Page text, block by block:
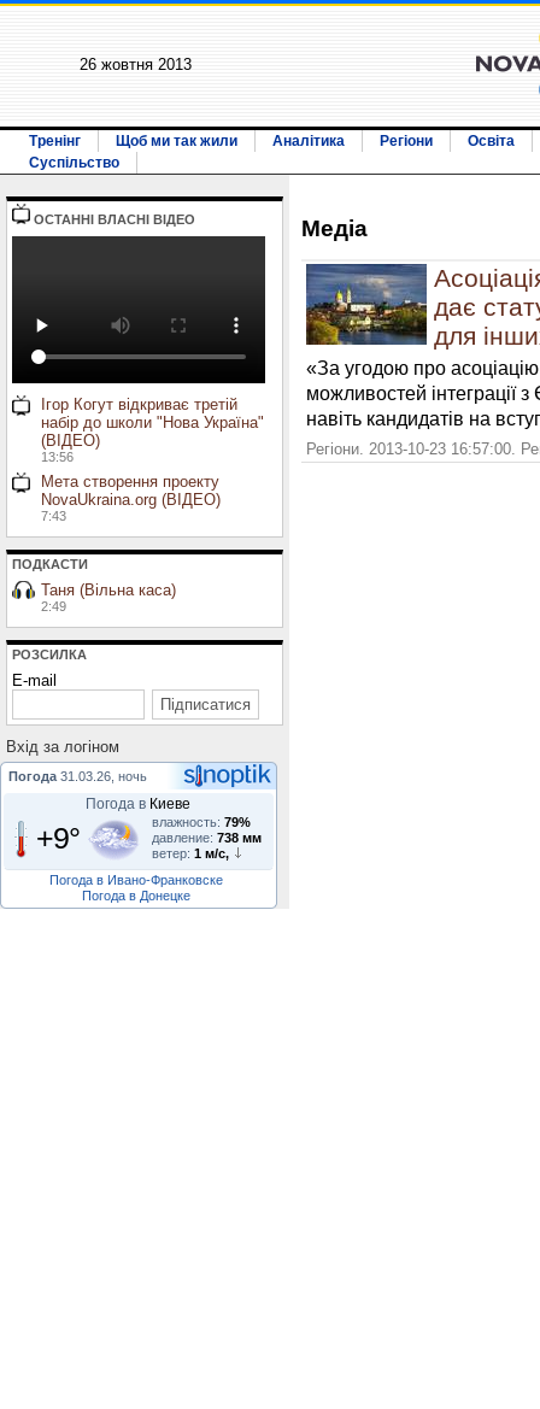
26 жовтня 2013
Тренінг Щоб ми так жили Аналітика Регіони
Освіта
Суспільство
ОСТАННI ВЛАСНI ВIДЕО
Ігор Когут відкриває третій
набір до школи "Нова Україна"
(ВІДЕО)
13:56
Мета створення проекту
NovaUkraina.org (ВІДЕО)
7:43
ПОДКАСТИ
Таня (Вільна каса)
2:49
РОЗСИЛКА
E-mail
Вхiд за логiном
Погода 31.03.26, ночь
Погода в Киеве
+9° влажность: 79%
давление: 738 мм
ветер: 1 м/с,
Погода в Ивано-Франковске
Погода в Донецке
Медiа
дає
для
«За угодою про
можливостей інтеграції
навіть кандидатів на
Регіони. 2013-10-23 16:57:00.